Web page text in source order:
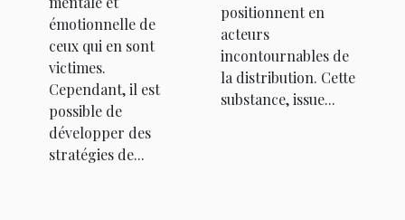
émotionnelle de
ceux qui en sont
victimes.
Cependant, il est
possible de
développer des
stratégies de...
positionnent en
acteurs
incontournables de
la distribution. Cette
substance, issue...